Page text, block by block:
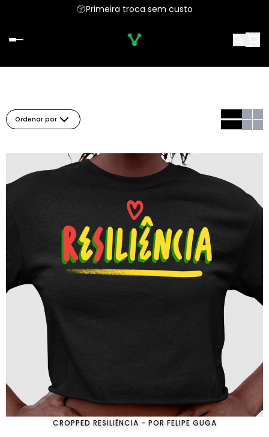
Primeira troca sem custo
Ordenar por
CROPPED RESILIÊNCIA - POR FELIPE GUGA